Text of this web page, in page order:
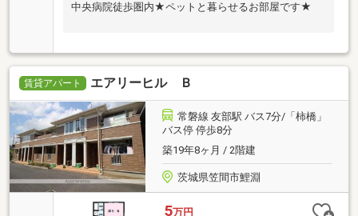
中央病院徒歩圏内★ペットと暮らせるお部屋です★
賃貸アパート エアリーヒル Ｂ
常磐線 友部駅 バス7分/「柿橋」
バス停 停歩8分
築19年8ヶ月 / 2階建
茨城県笠間市鯉淵
5万円